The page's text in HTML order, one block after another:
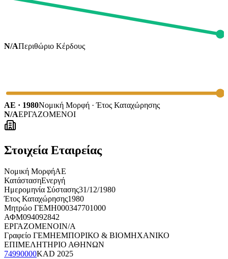
N/AΠεριθώριο Κέρδους
ΑΕ · 1980Νομική Μορφή · Έτος Καταχώρησης
N/AΕΡΓΑΖΟΜΕΝΟΙ
Στοιχεία Εταιρείας
Νομική ΜορφήΑΕ
ΚατάστασηΕνεργή
Ημερομηνία Σύστασης31/12/1980
Έτος Καταχώρησης1980
Μητρώο ΓΕΜΗ000347701000
ΑΦΜ094092842
ΕΡΓΑΖΟΜΕΝΟΙN/A
Γραφείο ΓΕΜΗΕΜΠΟΡΙΚΟ & ΒΙΟΜΗΧΑΝΙΚΟ
ΕΠΙΜΕΛΗΤΗΡΙΟ ΑΘΗΝΩΝ
74990000KAD 2025